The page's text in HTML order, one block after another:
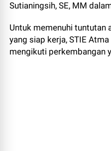
Sutianingsih, SE, MM
Untuk memenuhi tuntutan
yang siap kerja, STIE
mengikuti perkembangan